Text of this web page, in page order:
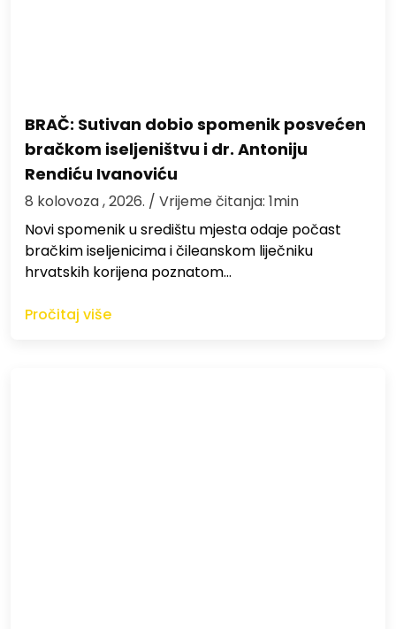
BRAČ: Sutivan dobio spomenik posvećen
bračkom iseljeništvu i dr. Antoniju
Rendiću Ivanoviću
8 kolovoza , 2026. / Vrijeme čitanja: 1min
Novi spomenik u središtu mjesta odaje počast
bračkim iseljenicima i čileanskom liječniku
hrvatskih korijena poznatom…
Pročitaj više